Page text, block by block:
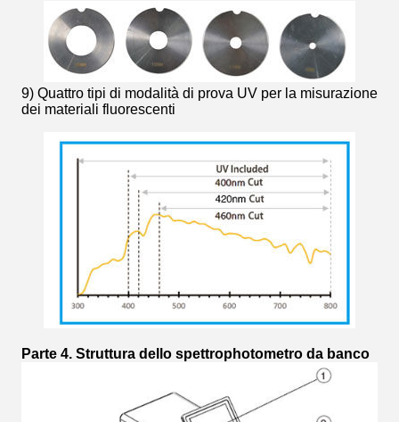
9) Quattro tipi di modalità di prova UV per la misurazione
dei materiali fluorescenti
Parte 4. Struttura dello spettrophotometro da banco